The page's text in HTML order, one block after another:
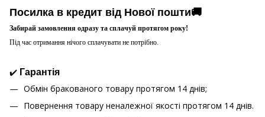
Посилка в кредит від Нової пошти🚚
Забирай замовлення одразу та сплачуй протягом року!
Під час отримання нічого сплачувати не потрібно.
✔️ Гарантія
Обмін бракованого товару протягом 14 днів;
Повернення товару неналежної якості протягом 14 днів.